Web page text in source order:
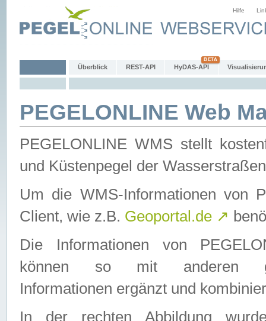
Hilfe
Überblick REST-API HyDAS-API
PEGELONLINE Web
PEGELONLINE WMS stellt
und Küstenpegel der
Um die WMS-Informationen von
Client, wie z.B. Geoportal.de ↗
Die Informationen von
können so mit anderen
Informationen ergänzt und
In der rechten Abbildung